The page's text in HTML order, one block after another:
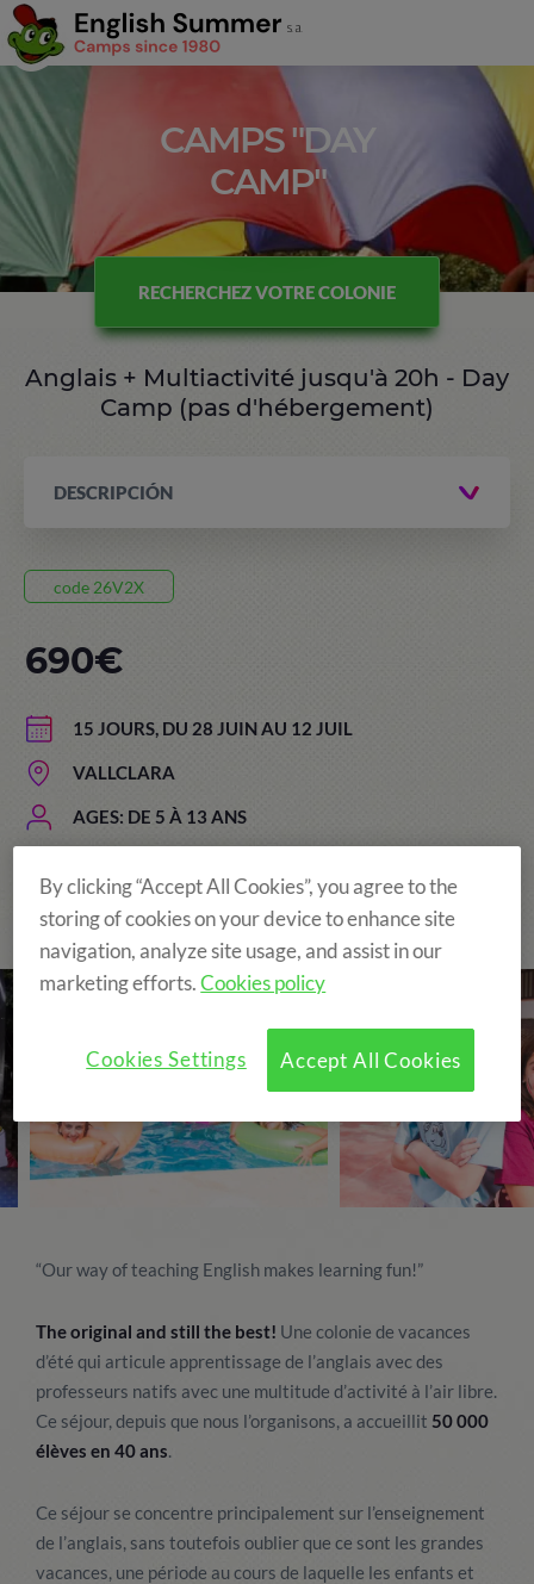
CAMPS "DAY
CAMP"
RECHERCHEZ VOTRE COLONIE
Anglais + Multiactivité jusqu'à 20h - Day
Camp (pas d'hébergement)
DESCRIPCIÓN
code 26V2X
15 JOURS, DU 28 JUIN AU 12 JUIL
VALLCLARA
AGES: DE 5 À 13 ANS
690€
The Original and still the Best!
“Our way of teaching English makes learning fun!”
The original and still the best! Une colonie de vacances
d’été qui articule apprentissage de l’anglais avec des
professeurs natifs avec une multitude d’activité à l’air libre.
Ce séjour, depuis que nous l’organisons, a accueillit 50 000
élèves en 40 ans.
Ce séjour se concentre principalement sur l’enseignement
de l’anglais, sans toutefois oublier que ce sont les grandes
vacances, une période au cours de laquelle les enfants et
By clicking “Accept All Cookies”, you agree to the
storing of cookies on your device to enhance site
navigation, analyze site usage, and assist in our
marketing efforts.Cookies policy
Accept All Cookies
Cookies Settings